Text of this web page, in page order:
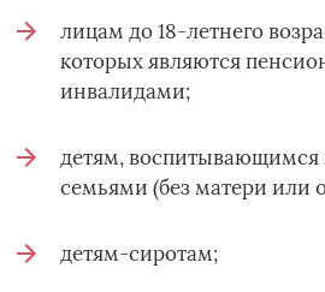
лицам до 18-летнего
которых являются
инвалидами;
детям,
семьями (без матери или
детям-сиротам;